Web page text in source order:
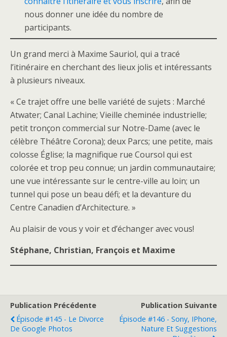
nous donner une idée du nombre de
participants.
Un grand merci à Maxime Sauriol, qui a tracé
l’itinéraire en cherchant des lieux jolis et intéressants
à plusieurs niveaux.
« Ce trajet offre une belle variété de sujets : Marché
Atwater; Canal Lachine; Vieille cheminée industrielle;
petit tronçon commercial sur Notre-Dame (avec le
célèbre Théâtre Corona); deux Parcs; une petite, mais
colosse Église; la magnifique rue Coursol qui est
colorée et trop peu connue; un jardin communautaire;
une vue intéressante sur le centre-ville au loin; un
tunnel qui pose un beau défi; et la devanture du
Centre Canadien d’Architecture. »
Au plaisir de vous y voir et d’échanger avec vous!
Stéphane, Christian, François et Maxime
Publication Précédente
Épisode #145 - Le Divorce
De Google Photos
Publication Suivante
Épisode #146 - Sony, IPhone,
Nature Et Suggestions